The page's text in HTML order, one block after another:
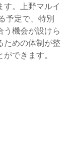
す。上野マルイ
予定で、特別
う機会が設けら
ための体制が整
できます。